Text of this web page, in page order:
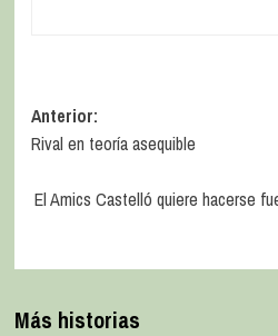
Anterior:
Rival en teoría asequible
El Amics Castelló quiere hacerse
Más historias